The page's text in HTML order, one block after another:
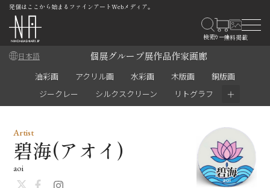
発信はここから始まるファインアートWebメディア。
日本語 個展グループ展作品作家画廊
油彩画 アクリル画 水彩画 木版画
銅版画
ジークレー
シルクスクリーン リトグラフ ＋
Artist
碧海(アオイ)
aoi